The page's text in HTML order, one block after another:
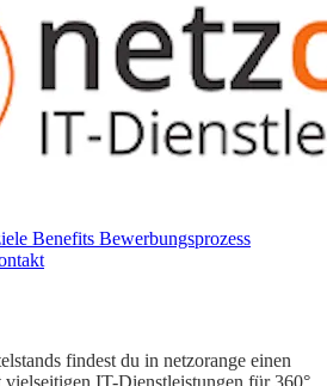
Benefits Bewerbungsprozess
findest du in netzorange einen